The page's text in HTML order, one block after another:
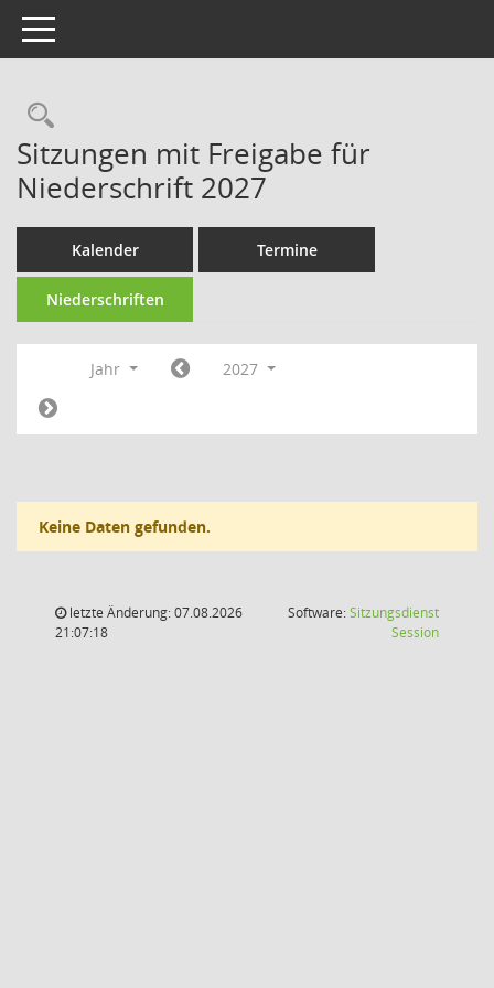
Toggle navigation
Sitzungen mit Freigabe für
Niederschrift 2027
Kalender Termine
Niederschriften
Jahr 2027
Keine Daten gefunden.
letzte Änderung: 07.08.2026
21:07:18
Software:Sitzungsdienst
Session(Wird in